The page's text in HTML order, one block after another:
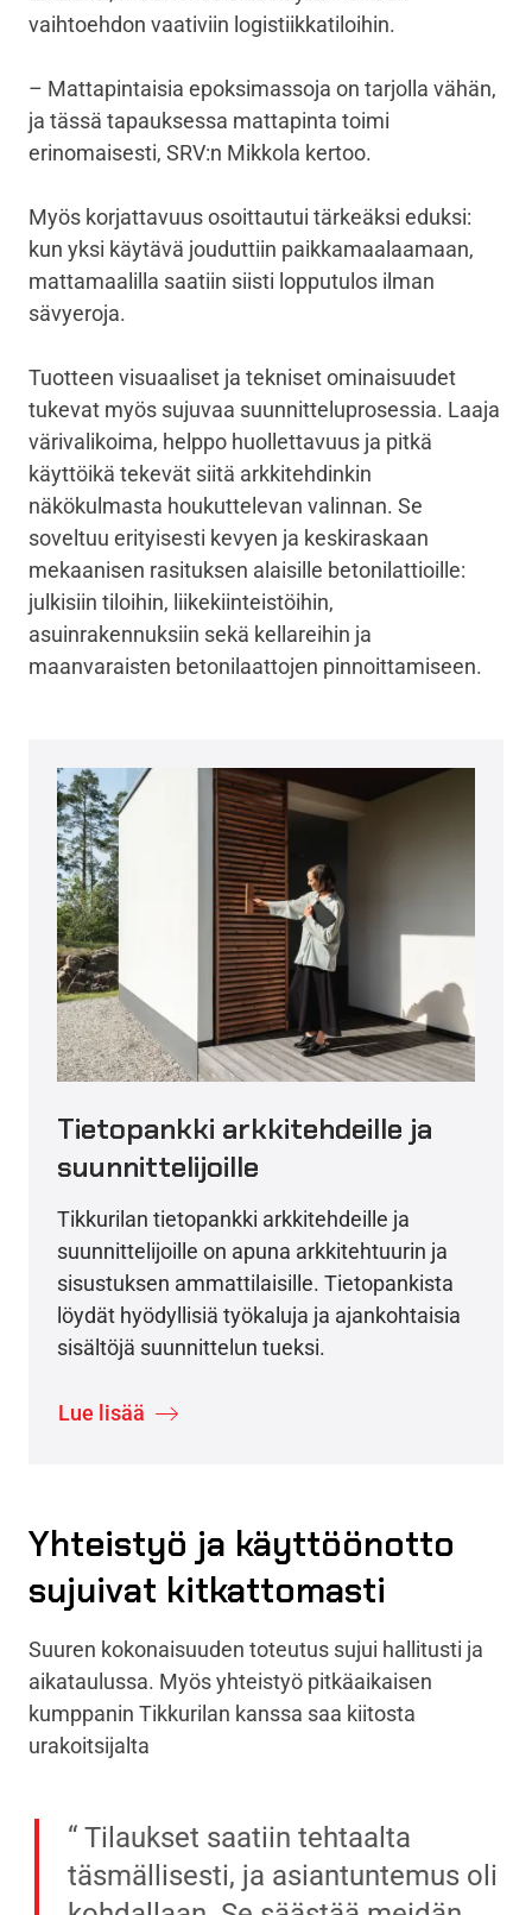
vaihtoehdon vaativiin logistiikkatiloihin.
– Mattapintaisia epoksimassoja on tarjolla vähän,
ja tässä tapauksessa mattapinta toimi
erinomaisesti, SRV:n Mikkola kertoo.
Myös korjattavuus osoittautui tärkeäksi eduksi:
kun yksi käytävä jouduttiin paikkamaalaamaan,
mattamaalilla saatiin siisti lopputulos ilman
sävyeroja.
Tuotteen visuaaliset ja tekniset ominaisuudet
tukevat myös sujuvaa suunnitteluprosessia. Laaja
värivalikoima, helppo huollettavuus ja pitkä
käyttöikä tekevät siitä arkkitehdinkin
näkökulmasta houkuttelevan valinnan. Se
soveltuu erityisesti kevyen ja keskiraskaan
mekaanisen rasituksen alaisille betonilattioille:
julkisiin tiloihin, liikekiinteistöihin,
asuinrakennuksiin sekä kellareihin ja
maanvaraisten betonilaattojen pinnoittamiseen.
Tietopankki arkkitehdeille ja
suunnittelijoille
Tikkurilan tietopankki arkkitehdeille ja
suunnittelijoille on apuna arkkitehtuurin ja
sisustuksen ammattilaisille. Tietopankista
löydät hyödyllisiä työkaluja ja ajankohtaisia
sisältöjä suunnittelun tueksi.
Lue lisää
Yhteistyö ja käyttöönotto
sujuivat kitkattomasti
Suuren kokonaisuuden toteutus sujui hallitusti ja
aikataulussa. Myös yhteistyö pitkäaikaisen
kumppanin Tikkurilan kanssa saa kiitosta
urakoitsijalta
Tilaukset saatiin tehtaalta
täsmällisesti, ja asiantuntemus oli